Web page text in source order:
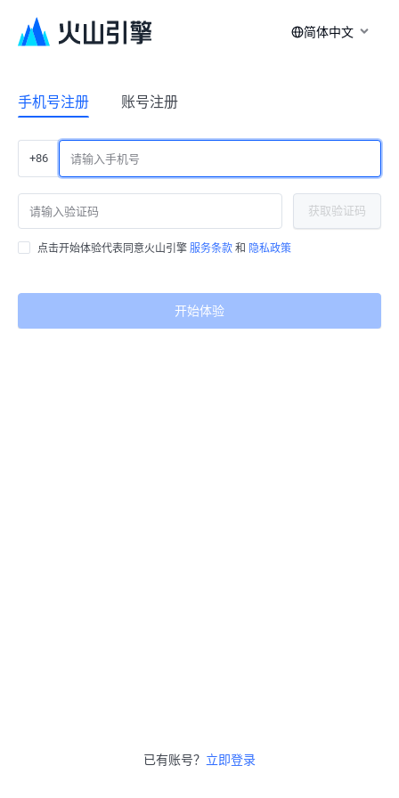
简体中文
手机号注册 账号注册
+86
获取验证码
点击开始体验代表同意火山引擎 服务条款 和 隐私政策
开始体验
已有账号？ 立即登录